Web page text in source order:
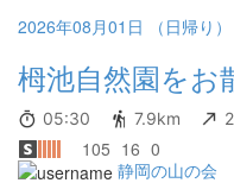
2026年08月01日 （日帰り）
栂池自然園をお
05:30 7.9km
105 16 0
静岡の山の会